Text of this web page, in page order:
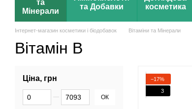
та
Мінерали
та Добавки
косметика
Інтернет-магазин косметики і біодобавок Вітаміни та Мінерали
Вітамін B
−17%
3
Ціна, грн
Від Ціна, грн
До Ціна, грн ОК